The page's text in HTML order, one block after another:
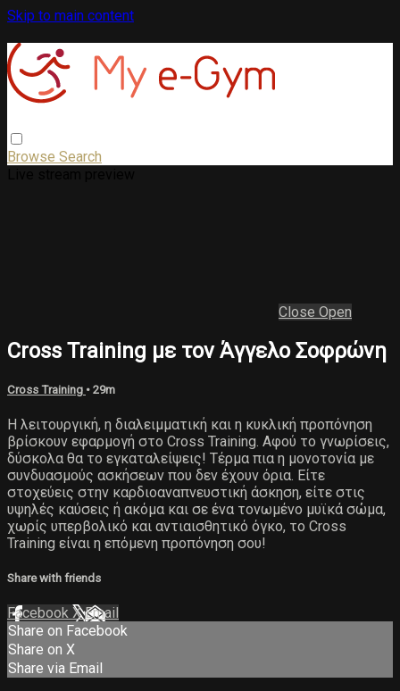
Skip to main content
Browse Search
Close Open
Cross Training με τον Άγγελο Σοφρώνη
Cross Training • 29m
Η λειτουργική, η διαλειμματική και η κυκλική προπόνηση
βρίσκουν εφαρμογή στο Cross Training. Αφού το γνωρίσεις,
δύσκολα θα το εγκαταλείψεις! Τέρμα πια η μονοτονία με
συνδυασμούς ασκήσεων που δεν έχουν όρια. Είτε
στοχεύεις στην καρδιοαναπνευστική άσκηση, είτε στις
υψηλές καύσεις ή ακόμα και σε ένα τονωμένο μυϊκά σώμα,
χωρίς υπερβολικό και αντιαισθητικό όγκο, το Cross
Training είναι η επόμενη προπόνηση σου!
Share with friends
Facebook XEmail
Share on Facebook
Share on X
Share via Email